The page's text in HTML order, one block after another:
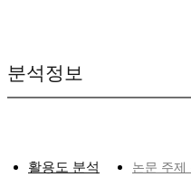
분석정보
활용도 분석
논문 주제